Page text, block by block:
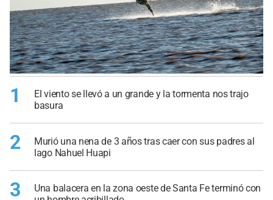
1
El viento se llevó a un grande y la tormenta nos trajo
basura
2
Murió una nena de 3 años tras caer con sus padres al
lago Nahuel Huapi
3
Una balacera en la zona oeste de Santa Fe terminó con